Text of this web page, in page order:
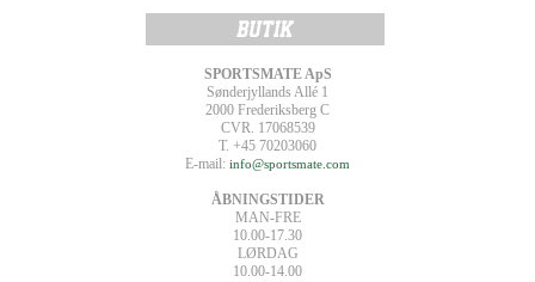
SPORTSMATE ApS
Sønderjyllands Allé 1
2000 Frederiksberg C
CVR. 17068539
T. +45 70203060
E-mail: info@sportsmate.com
ÅBNINGSTIDER
MAN-FRE
10.00-17.30
LØRDAG
10.00-14.00